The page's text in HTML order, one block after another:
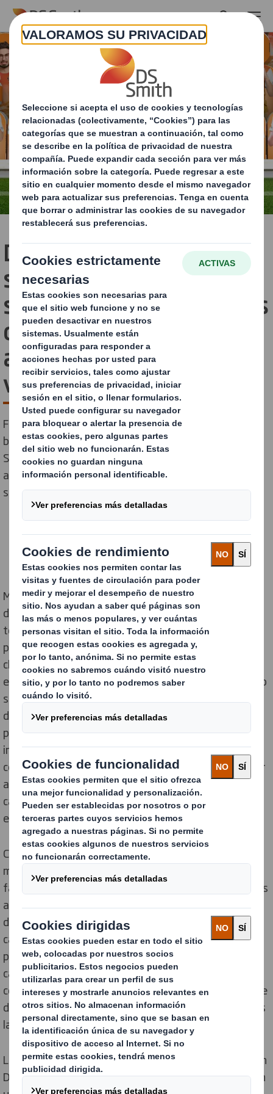
Skip to main content
DS Smith ofrece una
solución sostenible y
segura para que los clubes
deportivos llenen de
aficionados sus estadios
vacíos
Fútbol, baloncesto, voleibol, tenis, rugby, hockey o
balonmano. Con el regreso de las competiciones, DS
Smith presenta un novedoso sistema para generar
ambiente en las gradas, manteniendo la distancia de
seguridad.
Mientras los jugadores de las distintas disciplinas
deportivas de todo el país comienzan a retomar la
temporada, el líder de packaging sostenible, DS Smith,
presenta una innovadora alternativa para cualquier
club que necesite dotar de color y animación a sus
estadios de forma rápida y segura. DS Smith ha puesto
su departamento de innovación al servicio de la causa
deportiva, diseñando una solución que además
posibilita envíos a cualquier parte del mundo. La oferta
incluye, tanto diseños de público fabricados en cartón,
como soluciones de distanciamiento físico para ayudar
a los visitantes a cumplir con la normativa local, en los
casos en los que los estadios permitan la asistencia de
espectadores.
Cada aficionado «a medida» está fabricado con
materiales reciclados y diseñado para encajar con
facilidad en los asientos de las gradas. Además, gracias
a las diversas técnicas de impresión que están
disponibles en las plantas de DS Smith, el público de
cartón se puede adaptar a los colores del equipo, los
patrocinadores o con textos que hagan referencia a
causas benéficas. Esto es posible gracias a una
colaboración de DS Smith con empresas especialmente
dedicadas a ello, que pondrán al servicio de los usuarios
la posibilidad de personalizar su “asistente” de cartón.
Luis Serrano, aficionado al deporte, y Sales Manager en
DS Smith Packaging Iberia, ha señalado: «El deporte en